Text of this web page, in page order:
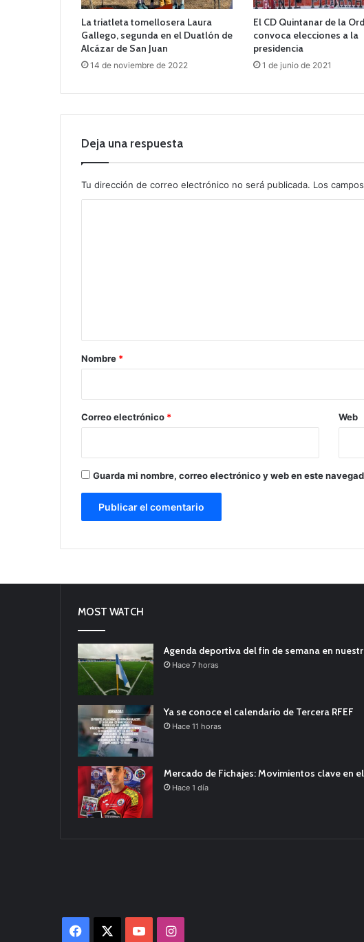
La triatleta tomellosera Laura
Gallego, segunda en el Duatlón de
Alcázar de San Juan
14 de noviembre de 2022
El CD Quintanar de la
convoca elecciones a la
presidencia
1 de junio de 2021
Deja una respuesta
Tu dirección de correo electrónico no será publicada. Los
r
*
Nombre *
Correo electrónico * Web
Guarda mi nombre, correo electrónico y web en este
MOST WATCH
Agenda deportiva del fin de semana en
Hace 7 horas
Ya se conoce el calendario de Tercera RFEF
Hace 11 horas
Mercado de Fichajes: Movimientos clave en
Hace 1 día
Facebook YouTubeInstagram